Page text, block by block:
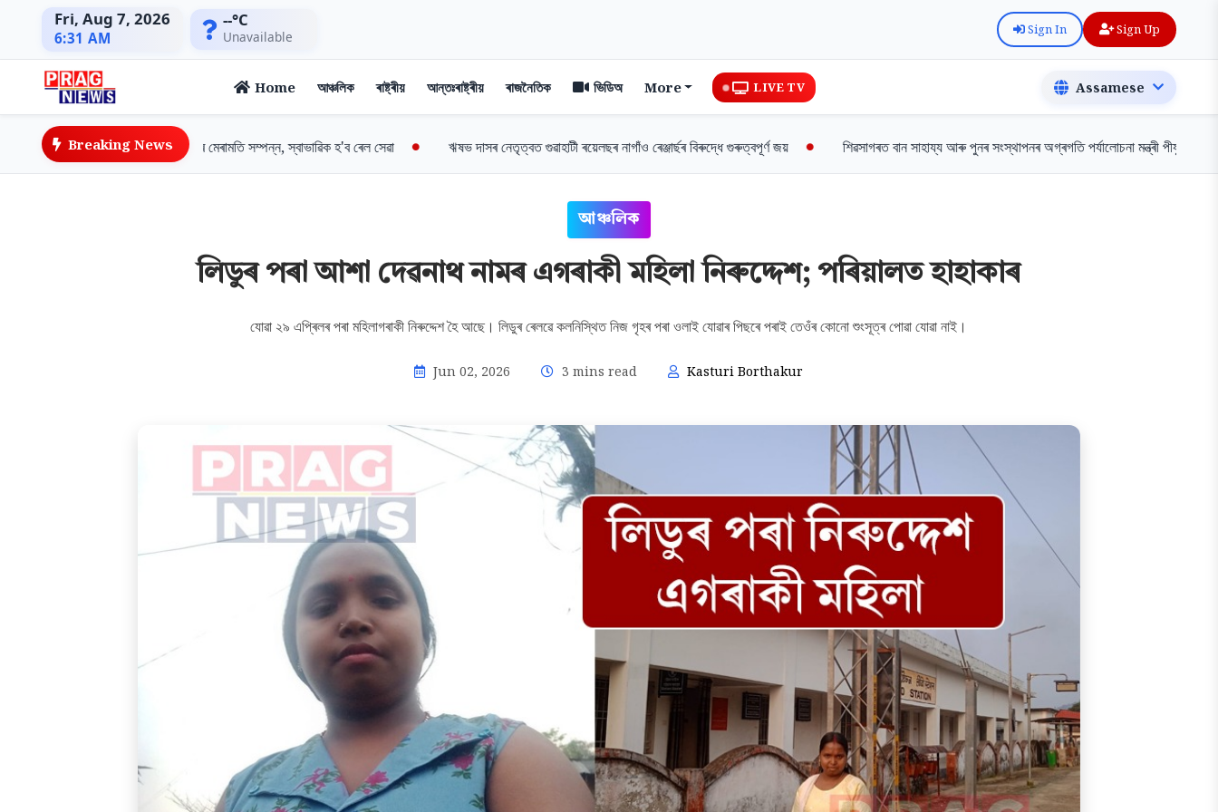
Fri, Aug 7, 2026
6:31 AM
--°C
Unavailable Sign In Sign Up
Home আঞ্চলিক ৰাষ্ট্ৰীয় আন্তঃৰাষ্ট্ৰীয় ৰাজনৈতিক ভিডিঅ More LIVE TV
Breaking News
শিৱসাগৰত বানত ক্ষতিগ্ৰস্ত ৰেলপথৰ মেৰামতি সম্পন্ন, স্বাভাৱিক হ'ব ৰেল সেৱা ঋষভ দাসৰ নেতৃত্বত গুৱাহাটী ৰয়েলছৰ নাগাঁও ৰেঞ্জাৰ্ছৰ বিৰুদ্ধে গুৰুত্বপূৰ্ণ জয় শিৱসাগৰত বান সাহায্য আৰু পুনৰ সংস্থাপনৰ অগ্ৰগতি পৰ্যালোচনা মন্ত্ৰী পীযুষ হাজৰিকাৰ
আঞ্চলিক
লিডুৰ পৰা আশা দেৱনাথ নামৰ এগৰাকী মহিলা নিৰুদ্দেশ; পৰিয়ালত হাহাকাৰ
যোৱা ২৯ এপ্ৰিলৰ পৰা মহিলাগৰাকী নিৰুদ্দেশ হৈ আছে। লিডুৰ ৰেলৱে কলনিস্থিত নিজ গৃহৰ পৰা ওলাই যোৱাৰ পিছৰে পৰাই তেওঁৰ কোনো শুংসূত্ৰ পোৱা যোৱা নাই।
Jun 02, 2026 3 mins read Kasturi Borthakur